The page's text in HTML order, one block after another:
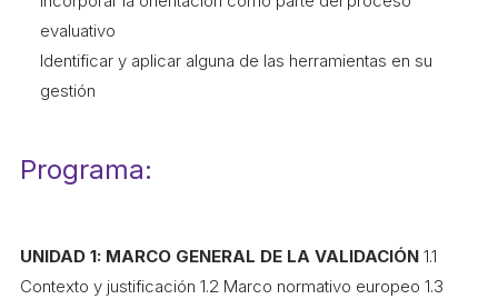
evaluativo
Identificar y aplicar alguna de las herramientas en su
gestión
Programa:
UNIDAD 1: MARCO GENERAL DE LA VALIDACIÓN 1.1
Contexto y justificación 1.2 Marco normativo europeo 1.3
Butlletins
Diari de la Fundació
Fes voluntariat